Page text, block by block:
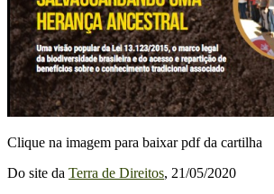
Clique na imagem para baixar pdf da cartilha
Do site da Terra de Direitos, 21/05/2020